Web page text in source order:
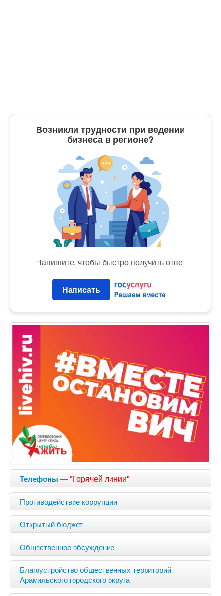
Возникли трудности при ведении
бизнеса в регионе?
Напишите, чтобы быстро получить ответ
Написать
Телефоны —"Горячей линии"
Противодействие коррупции
Открытый бюджет
Общественное обсуждение
Благоустройство общественных территорий
Арамильского городского округа